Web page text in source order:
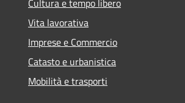
Cultura e tempo libero
Vita lavorativa
Imprese e Commercio
Catasto e urbanistica
Mobilità e trasporti